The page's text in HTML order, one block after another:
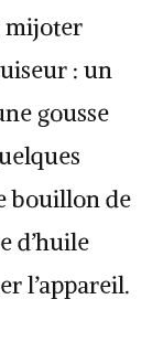
mijoter
: un
gousse
bouillon de
d’huile
l’appareil.